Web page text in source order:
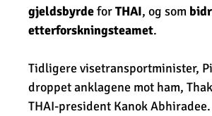
gjeldsbyrde for THAI, og som
etterforskningsteamet.
Tidligere visetransportminister,
droppet anklagene mot ham,
THAI-president Kanok Abhiradee.